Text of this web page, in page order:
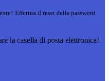
Effettua il reset della password
la casella di posta elettronica!